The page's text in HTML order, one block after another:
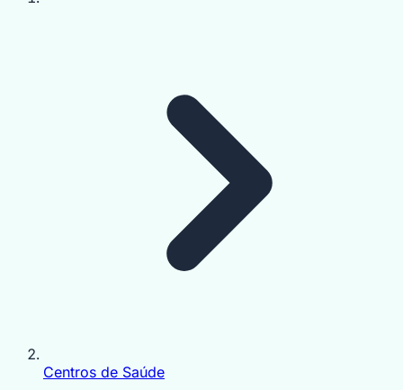
Centros de Saúde